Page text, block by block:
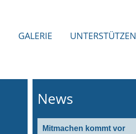
GALERIE UNTERSTÜTZEN
News
Mitmachen kommt vor